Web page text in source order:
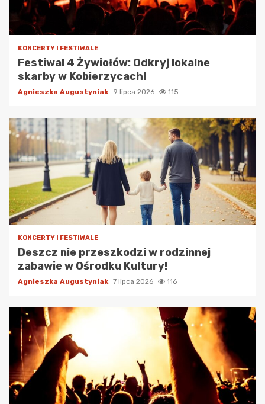
KONCERTY I FESTIWALE
Festiwal 4 Żywiołów: Odkryj lokalne
skarby w Kobierzycach!
Agnieszka Augustyniak 9 lipca 2026 115
KONCERTY I FESTIWALE
Deszcz nie przeszkodzi w rodzinnej
zabawie w Ośrodku Kultury!
Agnieszka Augustyniak 7 lipca 2026 116